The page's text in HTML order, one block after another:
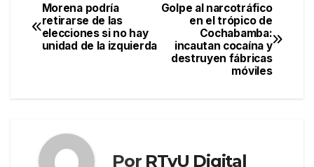
Navegación
de
Golpe al narcotráfico
en el trópico de
Cochabamba:
incautan cocaína y
destruyen fábricas
móviles
Morena podría
retirarse de las
elecciones si no hay
unidad de la izquierda
Por RTvU Digital